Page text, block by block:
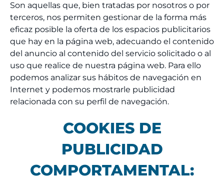
Son aquellas que, bien tratadas por nosotros o por
terceros, nos permiten gestionar de la forma más
eficaz posible la oferta de los espacios publicitarios
que hay en la página web, adecuando el contenido
del anuncio al contenido del servicio solicitado o al
uso que realice de nuestra página web. Para ello
podemos analizar sus hábitos de navegación en
Internet y podemos mostrarle publicidad
relacionada con su perfil de navegación.
COOKIES DE
PUBLICIDAD
COMPORTAMENTAL: